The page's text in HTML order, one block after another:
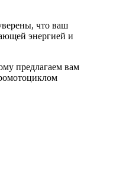
что ваш
энергией и
предлагаем вам